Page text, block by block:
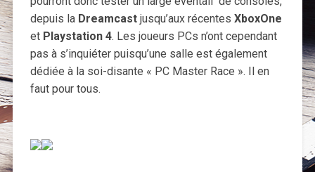
depuis la Dreamcastjusqu’aux récentes XboxOne
et Playstation 4. Les joueurs PCs n’ont cependant
pas à s’inquiéter puisqu’une salle est également
dédiée à la soi-disante « PC Master Race ». Il en
faut pour tous.